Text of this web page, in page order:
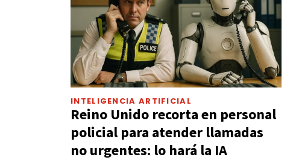
INTELIGENCIA ARTIFICIAL
Reino Unido recorta en personal
policial para atender llamadas
no urgentes: lo hará la IA